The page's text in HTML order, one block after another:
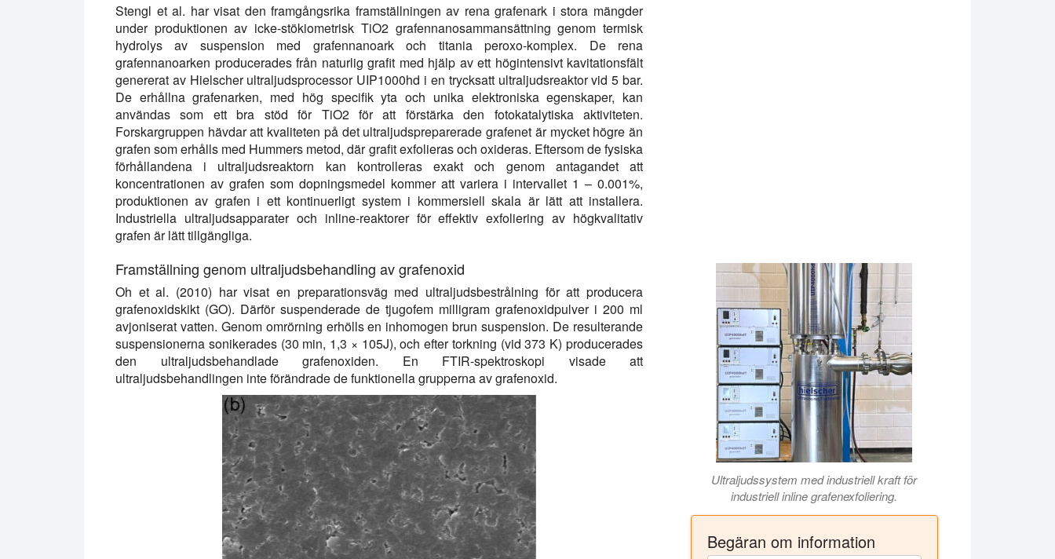
Stengl et al. har visat den framgångsrika framställningen av rena grafenark i stora mängder
under produktionen av icke-stökiometrisk TiO2 grafennanosammansättning genom termisk
hydrolys av suspension med grafennanoark och titania peroxo-komplex. De rena
grafennanoarken producerades från naturlig grafit med hjälp av ett högintensivt kavitationsfält
genererat av Hielscher ultraljudsprocessor UIP1000hd i en trycksatt ultraljudsreaktor vid 5 bar.
De erhållna grafenarken, med hög specifik yta och unika elektroniska egenskaper, kan
användas som ett bra stöd för TiO2 för att förstärka den fotokatalytiska aktiviteten.
Forskargruppen hävdar att kvaliteten på det ultraljudspreparerade grafenet är mycket högre än
grafen som erhålls med Hummers metod, där grafit exfolieras och oxideras. Eftersom de fysiska
förhållandena i ultraljudsreaktorn kan kontrolleras exakt och genom antagandet att
koncentrationen av grafen som dopningsmedel kommer att variera i intervallet 1 – 0.001%,
produktionen av grafen i ett kontinuerligt system i kommersiell skala är lätt att installera.
Industriella ultraljudsapparater och inline-reaktorer för effektiv exfoliering av högkvalitativ
grafen är lätt tillgängliga.
Framställning genom ultraljudsbehandling av grafenoxid
Oh et al. (2010) har visat en preparationsväg med ultraljudsbestrålning för att producera
grafenoxidskikt (GO). Därför suspenderade de tjugofem milligram grafenoxidpulver i 200 ml
avjoniserat vatten. Genom omrörning erhölls en inhomogen brun suspension. De resulterande
suspensionerna sonikerades (30 min, 1,3 × 105J), och efter torkning (vid 373 K) producerades
den ultraljudsbehandlade grafenoxiden. En FTIR-spektroskopi visade att
ultraljudsbehandlingen inte förändrade de funktionella grupperna av grafenoxid.
Ultraljudssystem med industriell kraft för
industriell inline grafenexfoliering.
Begäran om information